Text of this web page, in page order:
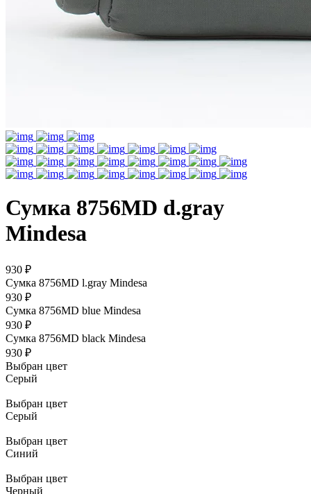
Сумка 8756MD d.gray
Mindesa
930 ₽
Сумка 8756MD l.gray Mindesa
930 ₽
Сумка 8756MD blue Mindesa
930 ₽
Сумка 8756MD black Mindesa
930 ₽
Выбран цвет
Серый
Выбран цвет
Серый
Выбран цвет
Синий
Выбран цвет
Черный